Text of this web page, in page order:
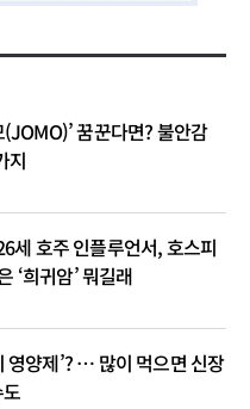
(JOMO)’ 꿈꾼다면? 불안감
지
세 호주 인플루언서, 호스피
‘희귀암’ 뭐길래
영양제’? … 많이 먹으면 신장